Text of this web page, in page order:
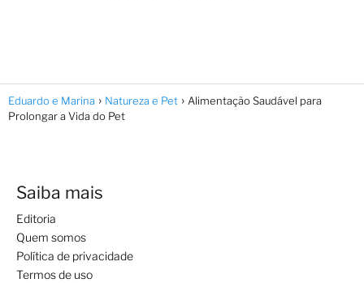
Eduardo e Marina Natureza e Pet
Alimentação Saudável para
Prolongar a Vida do Pet
Saiba mais
Editoria
Quem somos
Política de privacidade
Termos de uso